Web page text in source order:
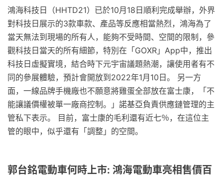
鴻海科技日（HHTD21）已於10月18日順利完成舉辦，外界
對科技日展示的3款車款、產品等反應相當熱烈，鴻海為了
當天無法到現場的所有人，能夠不受時間、空間的限制，參
觀科技日當天的所有細節，特別在「GOXR」App中，推出
科技日虛擬實境，結合時下元宇宙議題熱潮，讓使用者有不
同的參展體驗，預計會開放到2022年1月10日。 另一方
面，一線品牌手機廠也不願意將雞蛋全部放在富士康，「不
能讓議價權被單一廠商控制。」諾基亞負責供應鏈管理的主
管私下表示。 目前，富士康的毛利還有近七％，在這位主
管的眼中，似乎還有「調整」的空間。
郭台銘電動車何時上市: 鴻海電動車亮相售價百